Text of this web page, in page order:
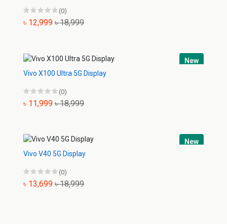
(0)
৳ 12,999 ৳ 18,999
New
Vivo X100 Ultra 5G Display
(0)
৳ 11,999 ৳ 18,999
New
Vivo V40 5G Display
(0)
৳ 13,699 ৳ 18,999